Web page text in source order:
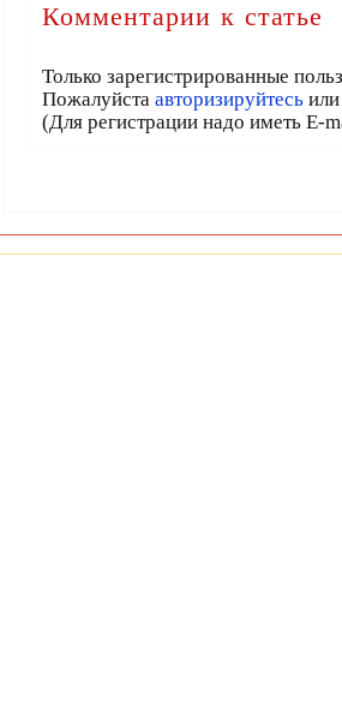
Комментарии к статье
Только зарегистрированные
Пожалуйста авторизируйтесьили
(Для регистрации надо иметь E-